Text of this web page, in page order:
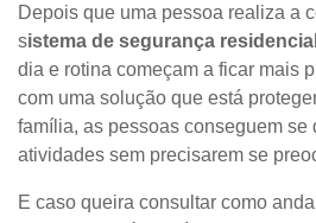
Depois que uma pessoa realiza a
sistema de segurança
dia e rotina começam a ficar mais
com uma solução que está
família, as pessoas conseguem se
atividades sem precisarem se
E caso queira consultar como